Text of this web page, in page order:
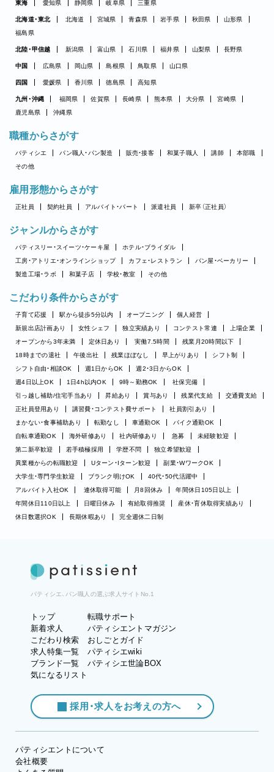
東海 愛知県 静岡県 岐阜県 三重県
北海道・東北 北海道 宮城県 青森県 岩手県 秋田県
山形県
福島県
北陸・甲信越 新潟県 富山県 石川県 福井県 山梨県 長野県
中国 広島県 岡山県 島根県 鳥取県 山口県
四国 愛媛県 香川県 徳島県 高知県
九州・沖縄 福岡県 佐賀県 長崎県 熊本県 大分県
宮崎県
鹿児島県
沖縄県
職種からさがす
パティシエ パン職人・パン製造 販売・接客 和菓子職人 講師
本部職
その他
雇用形態からさがす
正社員 契約社員 アルバイト・パート 派遣社員 新卒（正社員）
ジャンルからさがす
パティスリー・スイーツ・ケーキ屋
ホテル・ブライダル
工房・アトリエ・オンラインショップ
カフェ・レストラン
パン屋・ベーカリー
製造工場・ラボ
和菓子店 学校・教室 その他
こだわり条件からさがす
子育て応援 駅から徒歩5分以内 オープニング
個人経営
新規出店計画あり
女性シェフ 独立実績あり コンテスト常連
上場企業
オープンから3年未満
定休日あり 実働7.5時間
残業月20時間以下
18時までの退社
午後出社 残業ほぼなし 早上がりあり
シフト制
シフト自由・相談OK
週1日からOK
週2・3日からOK
週4日以上OK
1日4h以内OK 9時～勤務OK
社保完備
引っ越し補助/住宅手当あり
昇給あり 賞与あり 残業代支給
交通費支給
正社員登用あり
講習費・コンテスト費サポート
社員割引あり
まかない・食事補助あり
転勤なし 車通勤OK
バイク通勤OK
自転車通勤OK
海外研修あり 社内研修あり 急募
未経験歓迎
第二新卒歓迎
若手積極採用 学歴不問
独立希望歓迎
異業種からの転職歓迎
Uターン・Iターン歓迎
副業・WワークOK
大学生・専門学生歓迎
ブランク明けOK
40代・50代活躍中
アルバイト入社OK
連休取得可能 月8回休み
年間休日105日以上
年間休日110日以上
日曜日休み 有給取得推奨
産休・育休取得実績あり
休日数選択OK
長期休暇あり 完全週休二日制
パティシエ、パン職人の選ぶ求人サイトNo.1
トップ
新着求人
こだわり検索
求人特集一覧
ブランド一覧
気になるリスト
転職サポート
パティシエントマガジン
おしごとガイド
パティシエwiki
パティシエ世論BOX
採用・求人をお考えの方へ
パティシエントについて
会社概要